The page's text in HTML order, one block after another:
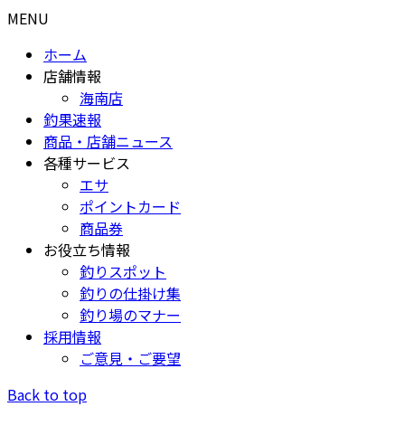
MENU
ホーム
店舗情報
海南店
釣果速報
商品・店舗ニュース
各種サービス
エサ
ポイントカード
商品券
お役立ち情報
釣りスポット
釣りの仕掛け集
釣り場のマナー
採用情報
ご意見・ご要望
Back to top